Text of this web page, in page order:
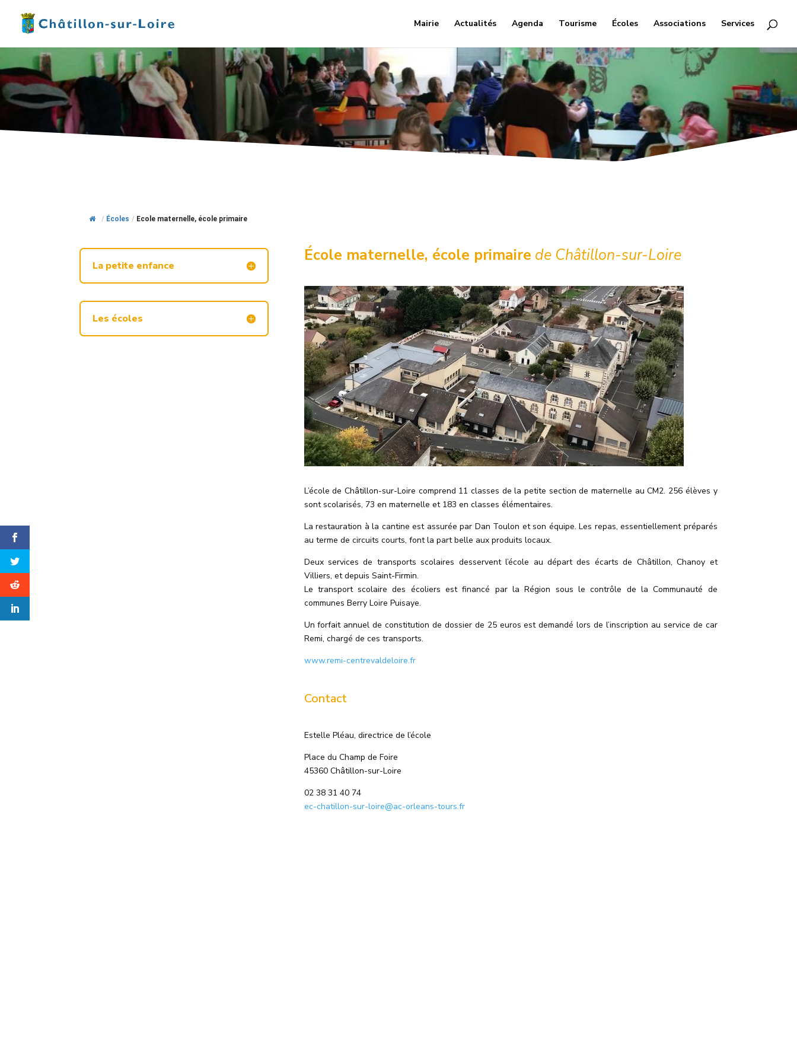
Mairie Actualités Agenda Tourisme Écoles Associations Services
/ Écoles / Ecole maternelle, école primaire
La petite enfance
Les écoles
École maternelle, école primaire de Châtillon-sur-Loire
L’école de Châtillon-sur-Loire comprend 11 classes de la petite section de maternelle au CM2. 256 élèves y
sont scolarisés, 73 en maternelle et 183 en classes élémentaires.
La restauration à la cantine est assurée par Dan Toulon et son équipe. Les repas, essentiellement préparés
au terme de circuits courts, font la part belle aux produits locaux.
Deux services de transports scolaires desservent l’école au départ des écarts de Châtillon, Chanoy et
Villiers, et depuis Saint-Firmin.
Le transport scolaire des écoliers est financé par la Région sous le contrôle de la Communauté de
communes Berry Loire Puisaye.
Un forfait annuel de constitution de dossier de 25 euros est demandé lors de l’inscription au service de car
Remi, chargé de ces transports.
www.remi-centrevaldeloire.fr
Contact
Estelle Pléau, directrice de l’école
Place du Champ de Foire
45360 Châtillon-sur-Loire
02 38 31 40 74
ec-chatillon-sur-loire@ac-orleans-tours.fr